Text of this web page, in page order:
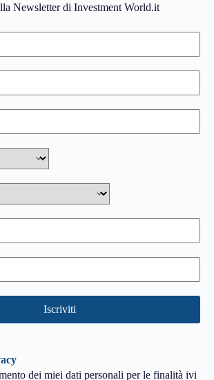
Newsletter di Investment World.it
dei miei dati personali per le finalità ivi